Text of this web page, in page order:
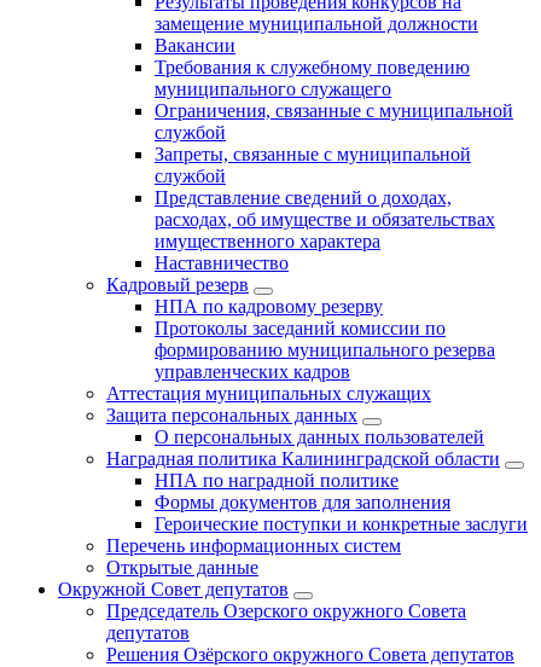
замещение муниципальной должности
Вакансии
Требования к служебному поведению
муниципального служащего
Ограничения, связанные с муниципальной
службой
Запреты, связанные с муниципальной
службой
Представление сведений о доходах,
расходах, об имуществе и обязательствах
имущественного характера
Наставничество
Кадровый резерв
НПА по кадровому резерву
Протоколы заседаний комиссии по
формированию муниципального резерва
управленческих кадров
Аттестация муниципальных служащих
Защита персональных данных
О персональных данных пользователей
Наградная политика Калининградской области
НПА по наградной политике
Формы документов для заполнения
Героические поступки и конкретные заслуги
Перечень информационных систем
Открытые данные
Окружной Совет депутатов
Председатель Озерского окружного Совета
депутатов
Решения Озёрского окружного Совета депутатов